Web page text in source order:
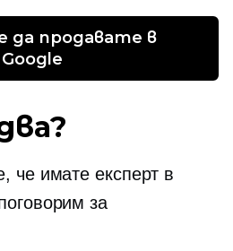
да продавате в
Google
че имате експерт в
за